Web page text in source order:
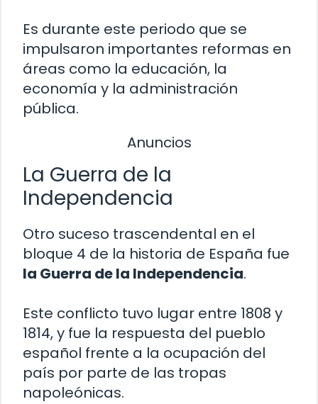
Es durante este periodo que se
impulsaron importantes reformas en
áreas como la educación, la
economía y la administración
pública.
Anuncios
La Guerra de la
Independencia
Otro suceso trascendental en el
bloque 4 de la historia de España fue
la Guerra de la Independencia.
Este conflicto tuvo lugar entre 1808 y
1814, y fue la respuesta del pueblo
español frente a la ocupación del
país por parte de las tropas
napoleónicas.